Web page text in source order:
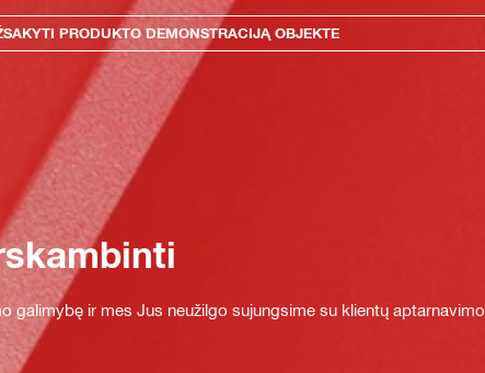
PRODUKTO DEMONSTRACIJĄ OBJEKTE
galimybę ir mes Jus neužilgo sujungsime su klientų aptarnavimo